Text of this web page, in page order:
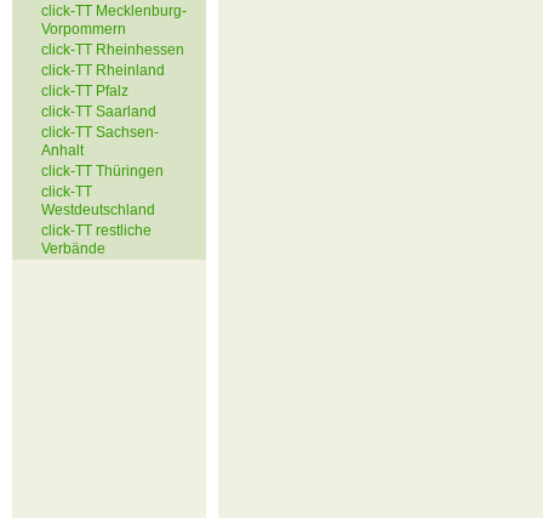
click-TT Mecklenburg-
Vorpommern
click-TT Rheinhessen
click-TT Rheinland
click-TT Pfalz
click-TT Saarland
click-TT Sachsen-
Anhalt
click-TT Thüringen
click-TT
Westdeutschland
click-TT restliche
Verbände